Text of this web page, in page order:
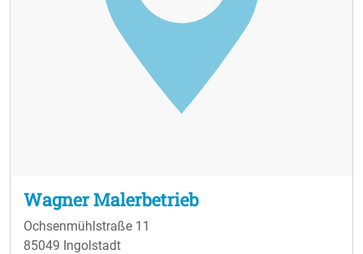
Wagner Malerbetrieb
Ochsenmühlstraße 11
85049 Ingolstadt